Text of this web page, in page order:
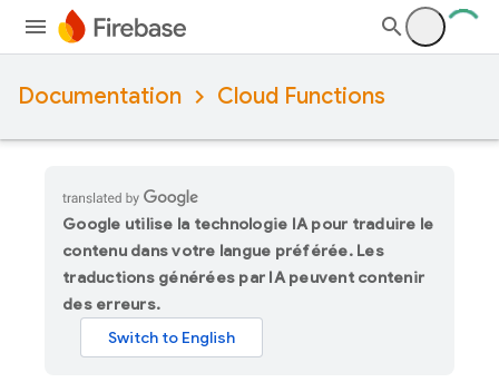
Documentation Cloud Functions
Google utilise la technologie IA pour traduire le
contenu dans votre langue préférée. Les
traductions générées par IA peuvent contenir
des erreurs.